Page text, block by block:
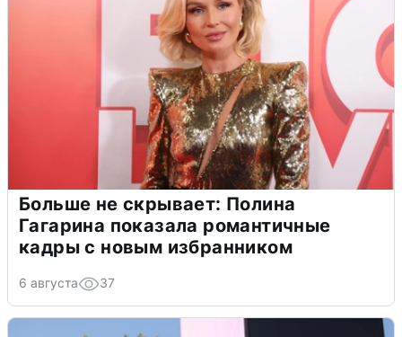
Больше не скрывает: Полина
Гагарина показала романтичные
кадры с новым избранником
6 августа 37